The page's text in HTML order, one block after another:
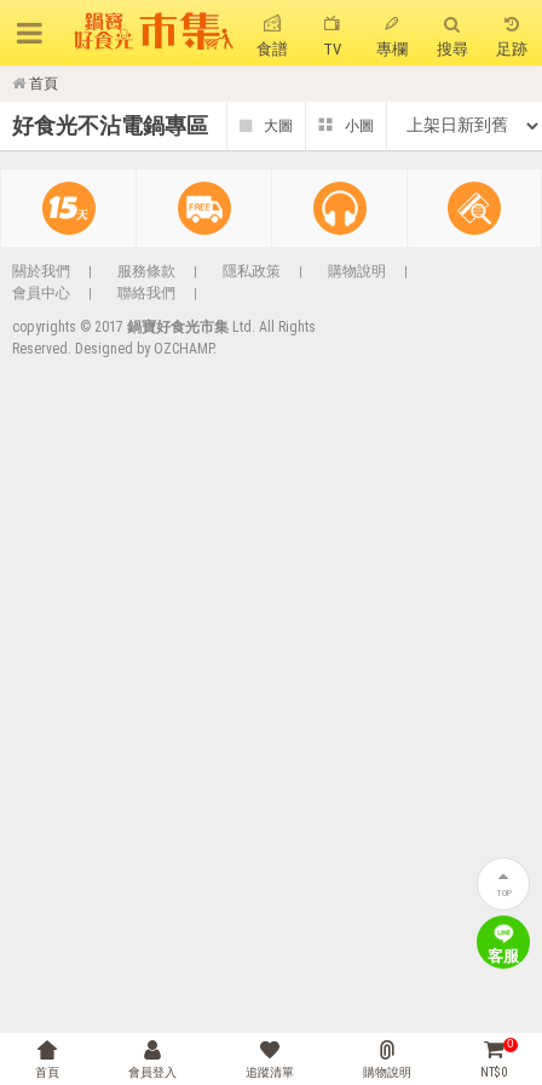
食譜 TV 專欄 搜尋 足跡
首頁
好食光不沾電鍋專區
關於我們 服務條款 隱私政策
購物說明
會員中心
聯絡我們
copyrights © 2017 鍋寶好食光市集 Ltd. All Rights
Reserved. Designed by OZCHAMP.
首頁 會員登入 追蹤清單 購物說明
0
NT$ 0
TOP
客服
熱門搜尋
聚油不沾鍋 全球通吹風機 陶瓷不沾電鍋
珍珠粗吸管杯 可微波保鮮盒 大理石不沾鍋